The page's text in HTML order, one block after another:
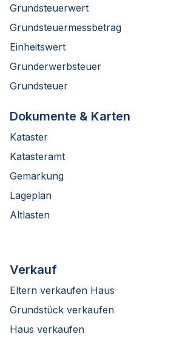
Grundsteuerwert
Grundsteuermessbetrag
Einheitswert
Grunderwerbsteuer
Grundsteuer
Dokumente & Karten
Kataster
Katasteramt
Gemarkung
Lageplan
Altlasten
Verkauf
Eltern verkaufen Haus
Grundstück verkaufen
Haus verkaufen